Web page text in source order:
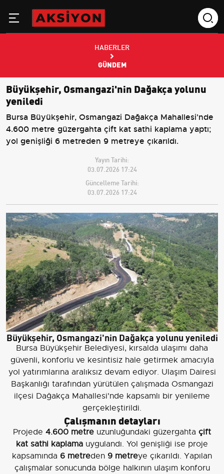
HABERLER
GÜNDEM
Büyükşehir, Osmangazi'nin Dağakça yolunu
yeniledi
Bursa Büyükşehir, Osmangazi Dağakça Mahallesi'nde
4.600 metre güzergahta çift kat sathi kaplama yaptı;
yol genişliği 6 metreden 9 metreye çıkarıldı.
Yayın Tarihi:
03.07.2026 17:24
Güncelleme Tarihi:
03.07.2026 17:24
Büyükşehir, Osmangazi'nin Dağakça yolunu yeniledi
Bursa Büyükşehir Belediyesi, kırsalda ulaşımı daha
güvenli, konforlu ve kesintisiz hale getirmek amacıyla
yol yatırımlarına aralıksız devam ediyor. Ulaşım Dairesi
Başkanlığı tarafından yürütülen çalışmada Osmangazi
ilçesi Dağakça Mahallesi'nde kapsamlı bir yenileme
gerçekleştirildi.
Çalışmanın detayları
Projede 4.600 metre uzunluğundaki güzergahta çift
kat sathi kaplama uygulandı. Yol genişliği ise proje
kapsamında 6 metreden 9 metreye çıkarıldı. Yapılan
çalışmalar sonucunda bölge halkının ulaşım konforu